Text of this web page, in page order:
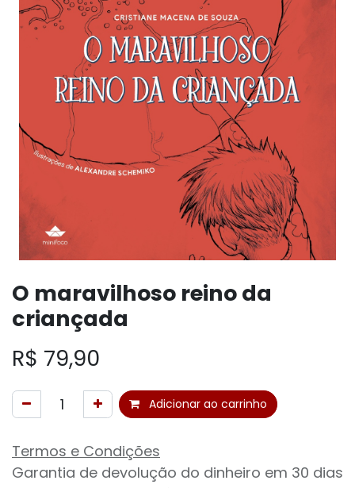
O maravilhoso reino da
criançada
R$ 79,90
Adicionar ao carrinho
Termos e Condições
Garantia de devolução do dinheiro em 30 dias